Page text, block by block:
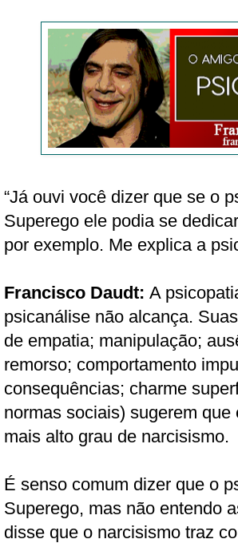
“Já ouvi você dizer que se o
Superego ele podia se
por exemplo. Me explica a
Francisco Daudt: A
psicanálise não alcança.
de empatia; manipulação;
remorso; comportamento
consequências; charme
normas sociais) sugerem
mais alto grau de narcisismo.
É senso comum dizer que o
Superego, mas não entendo
disse que o narcisismo traz